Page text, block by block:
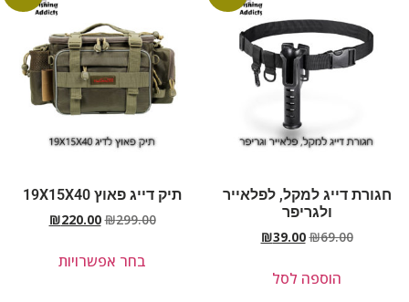
חגורת דייג למקל, לפלאייר
ולגריפר
₪69.00
₪39.00
הוספה לסל
תיק דייג פאוץ 19X15X40
₪299.00
₪220.00
בחר אפשרויות